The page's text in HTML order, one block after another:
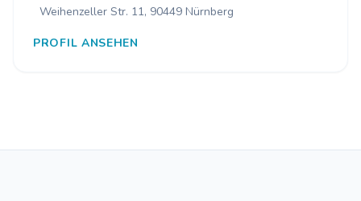
Weihenzeller Str. 11, 90449 Nürnberg
PROFIL ANSEHEN